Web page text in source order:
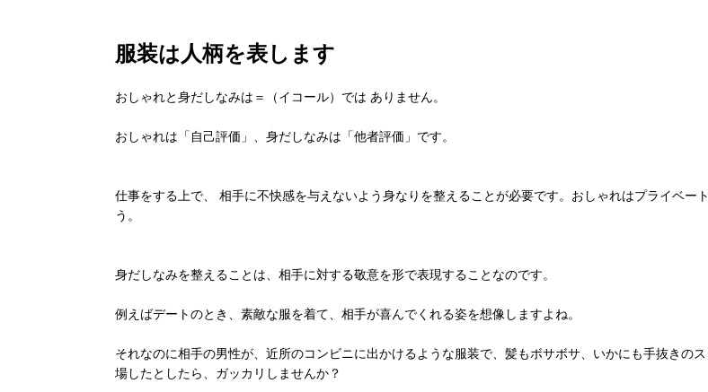
服装は人柄を表します
おしゃれと身だしなみは＝（イコール）では ありません。
おしゃれは「自己評価」、身だしなみは「他者評価」です。
仕事をする上で、 相手に不快感を与えないよう身なりを整えることが必要です。おしゃれはプライベー
う。
身だしなみを整えることは、相手に対する敬意を形で表現することなのです。
例えばデートのとき、素敵な服を着て、相手が喜んでくれる姿を想像しますよね。
それなのに相手の男性が、近所のコンビニに出かけるような服装で、髪もボサボサ、いかにも手抜きの
場したとしたら、ガッカリしませんか？